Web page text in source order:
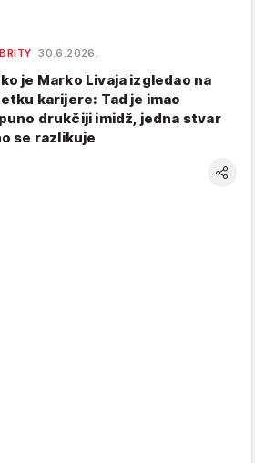
30.6.2026.
je Marko Livaja izgledao na
karijere: Tad je imao
drukčiji imidž, jedna stvar
se razlikuje